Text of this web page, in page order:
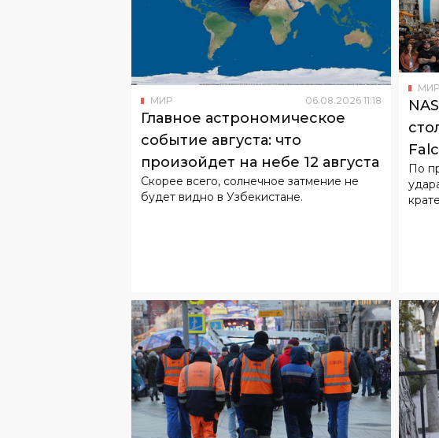
2026 11:18
Главное астрономическое
событие августа: что
произойдет на небе 12 августа
Скорее всего, солнечное затмение не
будет видно в Узбекистане.
МИР
По
МИР .08.2026 10:00
МИР
В